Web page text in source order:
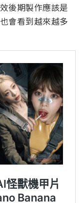
後期製作應該是
會看到越來越多